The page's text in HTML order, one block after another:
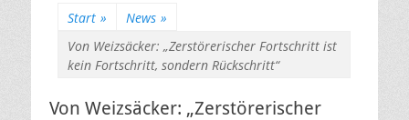
Start » News »
Von Weizsäcker: „Zerstörerischer Fortschritt ist
kein Fortschritt, sondern Rückschritt“
Von Weizsäcker: „Zerstörerischer